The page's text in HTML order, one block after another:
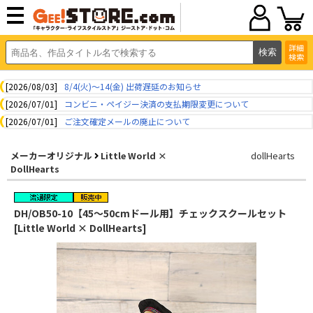
詳細
検索
[2026/08/03]
8/4(火)～14(金) 出荷遅延のお知らせ
[2026/07/01]
コンビニ・ペイジー決済の支払期限変更について
[2026/07/01]
ご注文確定メールの廃止について
メーカーオリジナル
Little World ×
DollHearts
dollHearts
DH/OB50-10【45～50cmドール用】チェックスクールセット
[Little World × DollHearts]